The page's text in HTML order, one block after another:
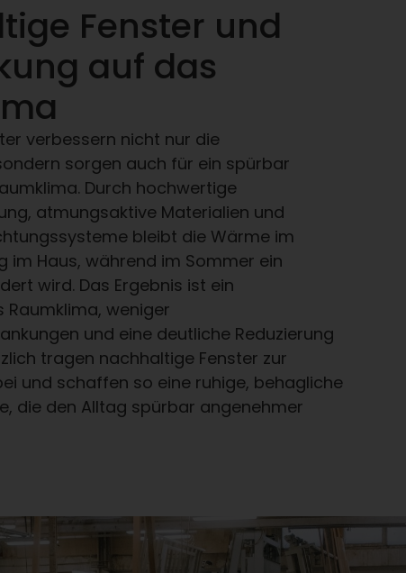
Fenster und
auf das
verbessern nicht nur die
sorgen auch für ein spürbar
Durch hochwertige
atmungsaktive Materialien und
bleibt die Wärme im
im Haus, während im Sommer ein
wird. Das Ergebnis ist ein
Raumklima, weniger
und eine deutliche Reduzierung
tragen nachhaltige Fenster zur
und schaffen so eine ruhige, behagliche
die den Alltag spürbar angenehmer